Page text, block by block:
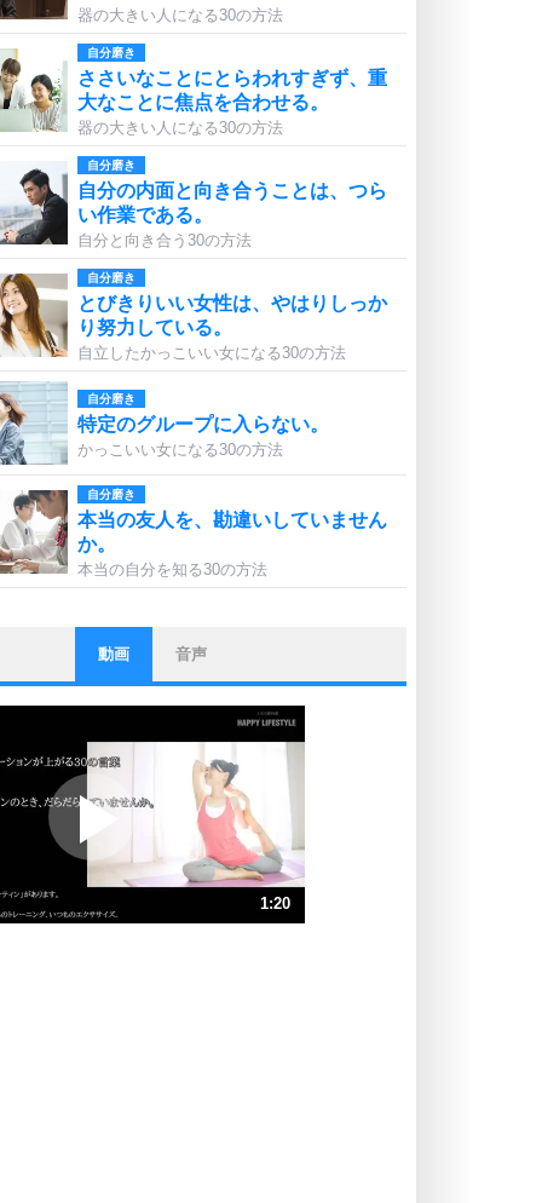
器の大きい人になる30の方法
自分磨き
ささいなことにとらわれすぎず、重
大なことに焦点を合わせる。
器の大きい人になる30の方法
自分磨き
自分の内面と向き合うことは、つら
い作業である。
自分と向き合う30の方法
自分磨き
とびきりいい女性は、やはりしっか
り努力している。
自立したかっこいい女になる30の方法
自分磨き
特定のグループに入らない。
かっこいい女になる30の方法
自分磨き
本当の友人を、勘違いしていません
か。
本当の自分を知る30の方法
ストレス対策
他人と比べない。
いっそのこと、他人を見ない。
プラス思考
ポジティブになれない原因は、行動
ポジティブ思考になる30の方法
ストレス対策
人生、なんとかなるもの。
動画 音声
1:20